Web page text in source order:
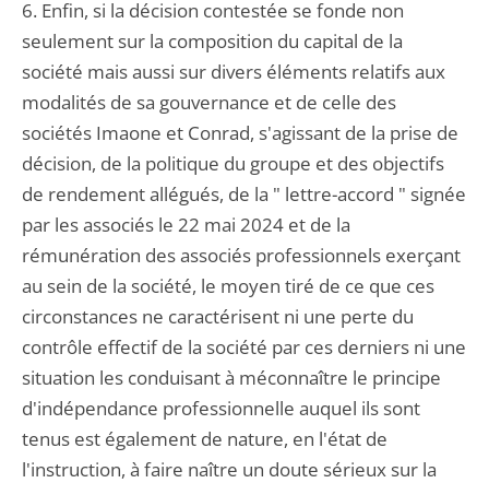
6. Enfin, si la décision contestée se fonde non
seulement sur la composition du capital de la
société mais aussi sur divers éléments relatifs aux
modalités de sa gouvernance et de celle des
sociétés Imaone et Conrad, s'agissant de la prise de
décision, de la politique du groupe et des objectifs
de rendement allégués, de la " lettre-accord " signée
par les associés le 22 mai 2024 et de la
rémunération des associés professionnels exerçant
au sein de la société, le moyen tiré de ce que ces
circonstances ne caractérisent ni une perte du
contrôle effectif de la société par ces derniers ni une
situation les conduisant à méconnaître le principe
d'indépendance professionnelle auquel ils sont
tenus est également de nature, en l'état de
l'instruction, à faire naître un doute sérieux sur la